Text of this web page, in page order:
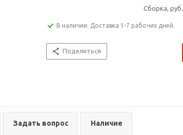
Сборка, руб.
В наличии. Доставка 1-7 рабочих дней.
Поделиться
Задать вопрос Наличие